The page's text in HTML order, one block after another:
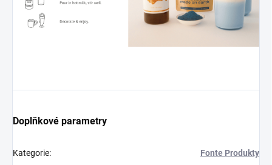
Doplňkové parametry
Kategorie: Fonte Produkty